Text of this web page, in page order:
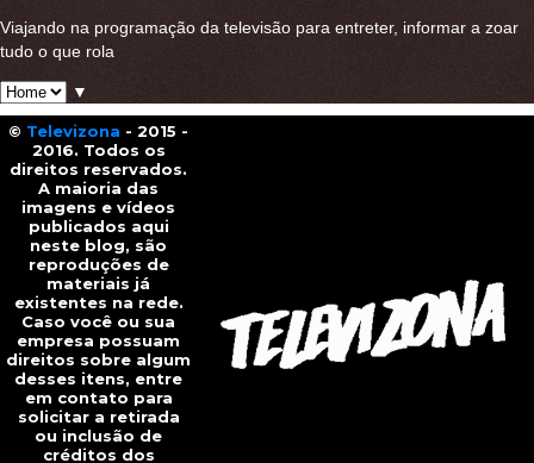
Viajando na programação da televisão para entreter, informar a zoar
tudo o que rola
▼
© Televizona - 2015 -
2016. Todos os
direitos reservados.
A maioria das
imagens e vídeos
publicados aqui
neste blog, são
reproduções de
materiais já
existentes na rede.
Caso você ou sua
empresa possuam
direitos sobre algum
desses itens, entre
em contato para
solicitar a retirada
ou inclusão de
créditos dos